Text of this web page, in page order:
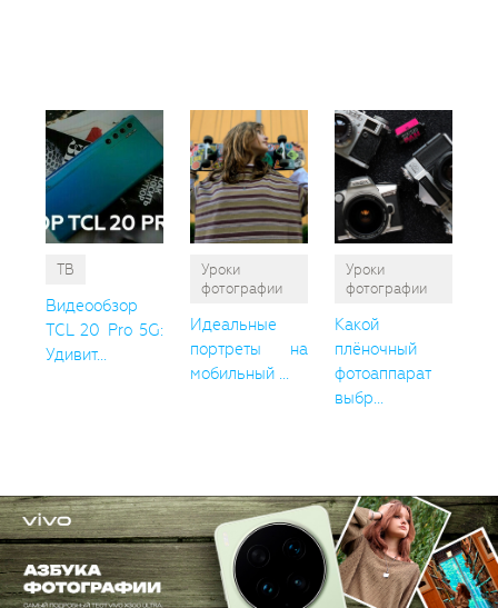
ТВ
Видеообзор
TCL 20 Pro 5G:
Удивит...
Уроки
фотографии
Идеальные
портреты на
мобильный ...
Уроки
фотографии
Какой
плёночный
фотоаппарат
выбр...